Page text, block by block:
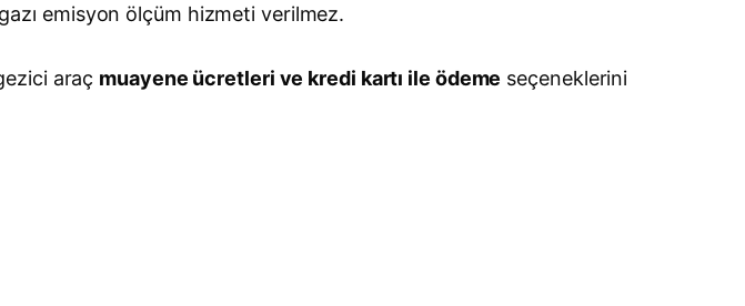
emisyon ölçüm hizmeti verilmez.
araç muayene ücretleri ve kredi kartı ile ödeme seçeneklerini